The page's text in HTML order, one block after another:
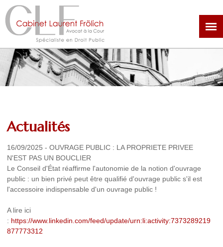
Aller
au
contenu
principal
Actualités
16/09/2025 - OUVRAGE PUBLIC : LA PROPRIETE PRIVEE
N'EST PAS UN BOUCLIER
Le Conseil d'État réaffirme l'autonomie de la notion d'ouvrage
public : un bien privé peut être qualifié d'ouvrage public s'il est
l'accessoire indispensable d'un ouvrage public !
A lire ici
: https://www.linkedin.com/feed/update/urn:li:activity:7373289219
877773312